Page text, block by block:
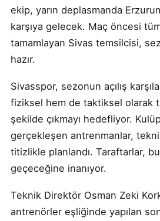
ekip, yarın deplasmanda
karşıya gelecek. Maç öncesi tüm
tamamlayan Sivas temsilcisi,
hazır.
Sivasspor, sezonun açılış
fiziksel hem de taktiksel olarak
şekilde çıkmayı hedefliyor.
gerçekleşen antrenmanlar,
titizlikle planlandı. Taraftarlar,
geçeceğine inanıyor.
Teknik Direktör Osman Zeki
antrenörler eşliğinde yapılan